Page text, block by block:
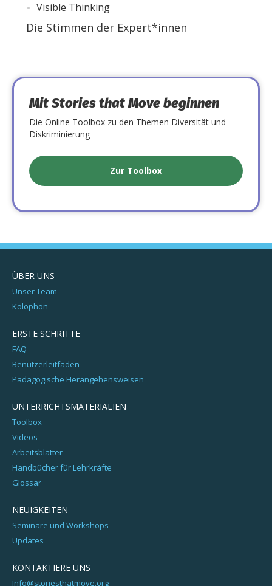
Visible Thinking
Die Stimmen der Expert*innen
Mit Stories that Move beginnen
Die Online Toolbox zu den Themen Diversität und
Diskriminierung
Zur Toolbox
ÜBER UNS
Unser Team
Kolophon
ERSTE SCHRITTE
FAQ
Benutzerleitfaden
Pädagogische Herangehensweisen
UNTERRICHTSMATERIALIEN
Toolbox
Videos
Arbeitsblätter
Handbücher für Lehrkräfte
Glossar
NEUIGKEITEN
Seminare und Workshops
Updates
KONTAKTIERE UNS
Info@storiesthatmove.org